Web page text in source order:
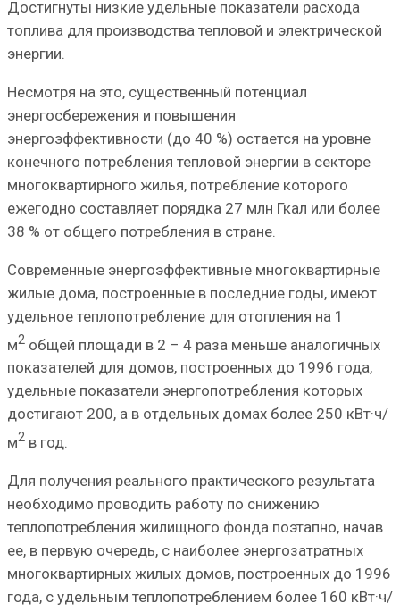
Достигнуты низкие удельные показатели расхода
топлива для производства тепловой и электрической
энергии.
Несмотря на это, существенный потенциал
энергосбережения и повышения
энергоэффективности (до 40 %) остается на уровне
конечного потребления тепловой энергии в секторе
многоквартирного жилья, потребление которого
ежегодно составляет порядка 27 млн Гкал или более
38 % от общего потребления в стране.
Современные энергоэффективные многоквартирные
жилые дома, построенные в последние годы, имеют
удельное теплопотребление для отопления на 1
м2 общей площади в 2 – 4 раза меньше аналогичных
показателей для домов, построенных до 1996 года,
удельные показатели энергопотребления которых
достигают 200, а в отдельных домах более 250 кВт·ч/
м2 в год.
Для получения реального практического результата
необходимо проводить работу по снижению
теплопотребления жилищного фонда поэтапно, начав
ее, в первую очередь, с наиболее энергозатратных
многоквартирных жилых домов, построенных до 1996
года, с удельным теплопотреблением более 160 кВт·ч/